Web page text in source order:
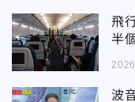
飛
半
波